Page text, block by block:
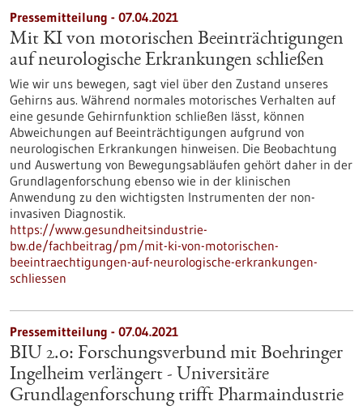
Pressemitteilung - 07.04.2021
Mit KI von motorischen Beeinträchtigungen
auf neurologische Erkrankungen schließen
Wie wir uns bewegen, sagt viel über den Zustand unseres
Gehirns aus. Während normales motorisches Verhalten auf
eine gesunde Gehirnfunktion schließen lässt, können
Abweichungen auf Beeinträchtigungen aufgrund von
neurologischen Erkrankungen hinweisen. Die Beobachtung
und Auswertung von Bewegungsabläufen gehört daher in der
Grundlagenforschung ebenso wie in der klinischen
Anwendung zu den wichtigsten Instrumenten der non-
invasiven Diagnostik.
https://www.gesundheitsindustrie-
bw.de/fachbeitrag/pm/mit-ki-von-motorischen-
beeintraechtigungen-auf-neurologische-erkrankungen-
schliessen
Pressemitteilung - 07.04.2021
BIU 2.0: Forschungsverbund mit Boehringer
Ingelheim verlängert - Universitäre
Grundlagenforschung trifft Pharmaindustrie